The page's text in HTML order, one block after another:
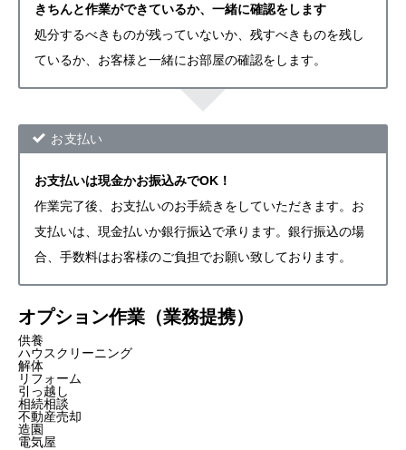
きちんと作業ができているか、一緒に確認をします
処分するべきものが残っていないか、残すべきものを残し
ているか、お客様と一緒にお部屋の確認をします。
お支払い
お支払いは現金かお振込みでOK！
作業完了後、お支払いのお手続きをしていただきます。お
支払いは、現金払いか銀行振込で承ります。銀行振込の場
合、手数料はお客様のご負担でお願い致しております。
オプション作業（業務提携）
供養
ハウスクリーニング
解体
リフォーム
引っ越し
相続相談
不動産売却
造園
電気屋